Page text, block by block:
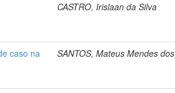
CASTRO, Irislaan da Silva
caso na
SANTOS, Mateus Mendes dos